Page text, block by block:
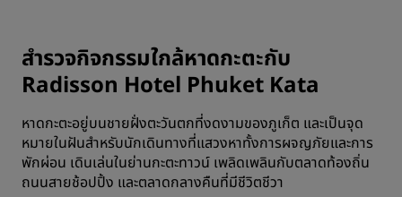
สำรวจกิจกรรมใกล้หาดกะตะกับ
Radisson Hotel Phuket Kata
หาดกะตะอยู่บนชายฝั่งตะวันตกที่งดงามของภูเก็ต และเป็นจุด
หมายในฝันสำหรับนักเดินทางที่แสวงหาทั้งการผจญภัยและการ
พักผ่อน เดินเล่นในย่านกะตะทาวน์ เพลิดเพลินกับตลาดท้องถิ่น
ถนนสายช้อปปิ้ง และตลาดกลางคืนที่มีชีวิตชีวา